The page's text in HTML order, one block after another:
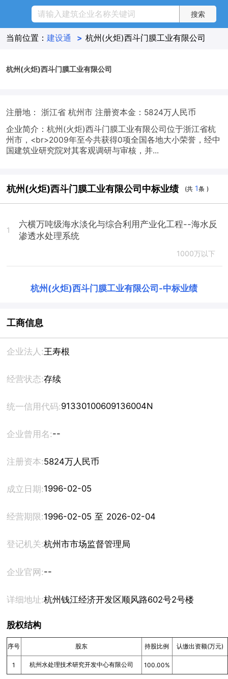
当前位置： 建设通 > 杭州(火炬)西斗门膜工业有限公司
杭州(火炬)西斗门膜工业有限公司
注册地： 浙江省 杭州市 注册资本金：5824万人民币
企业简介：杭州(火炬)西斗门膜工业有限公司位于浙江省杭
州市，<br>2009年至今共获得0项全国各地大小荣誉，经中
国建筑业研究院对其客观调研与审核，并...
杭州(火炬)西斗门膜工业有限公司中标业绩 (共 1条 )
1
六横万吨级海水淡化与综合利用产业化工程--海水反
渗透水处理系统
1000万以下
杭州(火炬)西斗门膜工业有限公司 -中标业绩
工商信息
企业法人:王寿根
经营状态:存续
统一信用代码:91330100609136004N
企业曾用名:--
注册资本:5824万人民币
成立日期:1996-02-05
经营期限: 1996-02-05 至 2026-02-04
登记机关:杭州市市场监督管理局
企业官网:--
详细地址:杭州钱江经济开发区顺风路602号2号楼
股权结构
序号 股东 持股比例 认缴出资额(万元)
1 杭州水处理技术研究开发中心有限公司 100.00%